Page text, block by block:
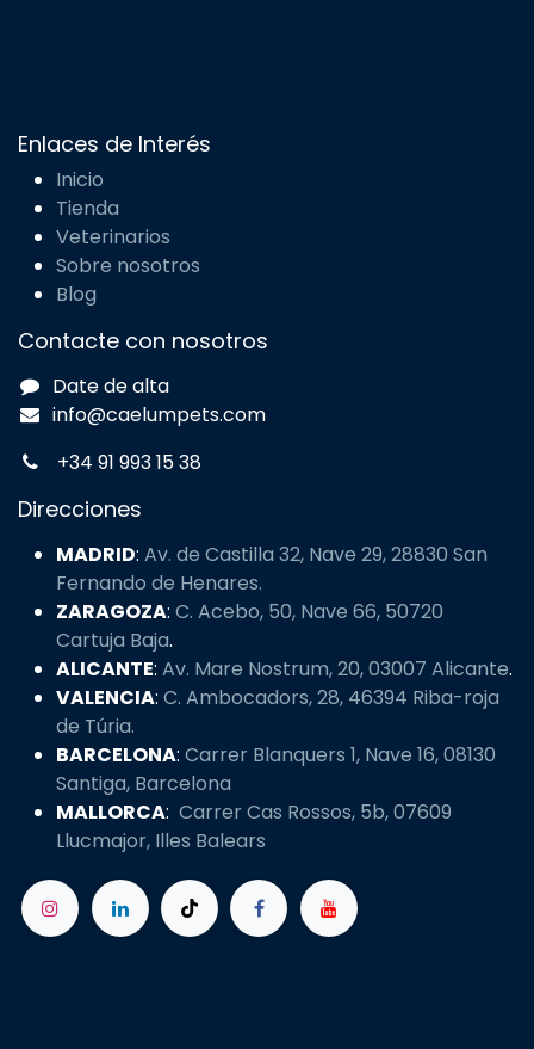
Enlaces de Interés
Inicio
Tienda
Veterinarios
Sobre nosotros
Blog
Contacte con nosotros
Date de alta
info@caelumpets.com
+34 91 993 15 38
Direcciones
MADRID: Av. de Castilla 32, Nave 29, 28830 San
Fernando de Henares.
ZARAGOZA: C. Acebo, 50, Nave 66, 50720
Cartuja Baja.
ALICANTE: Av. Mare Nostrum, 20, 03007 Alicante.
VALENCIA: C. Ambocadors, 28, 46394 Riba-roja
de Túria.
BARCELONA: Carrer Blanquers 1, Nave 16, 08130
Santiga, Barcelona
MALLORCA: Carrer Cas Rossos, 5b, 07609
Llucmajor, Illes Balears